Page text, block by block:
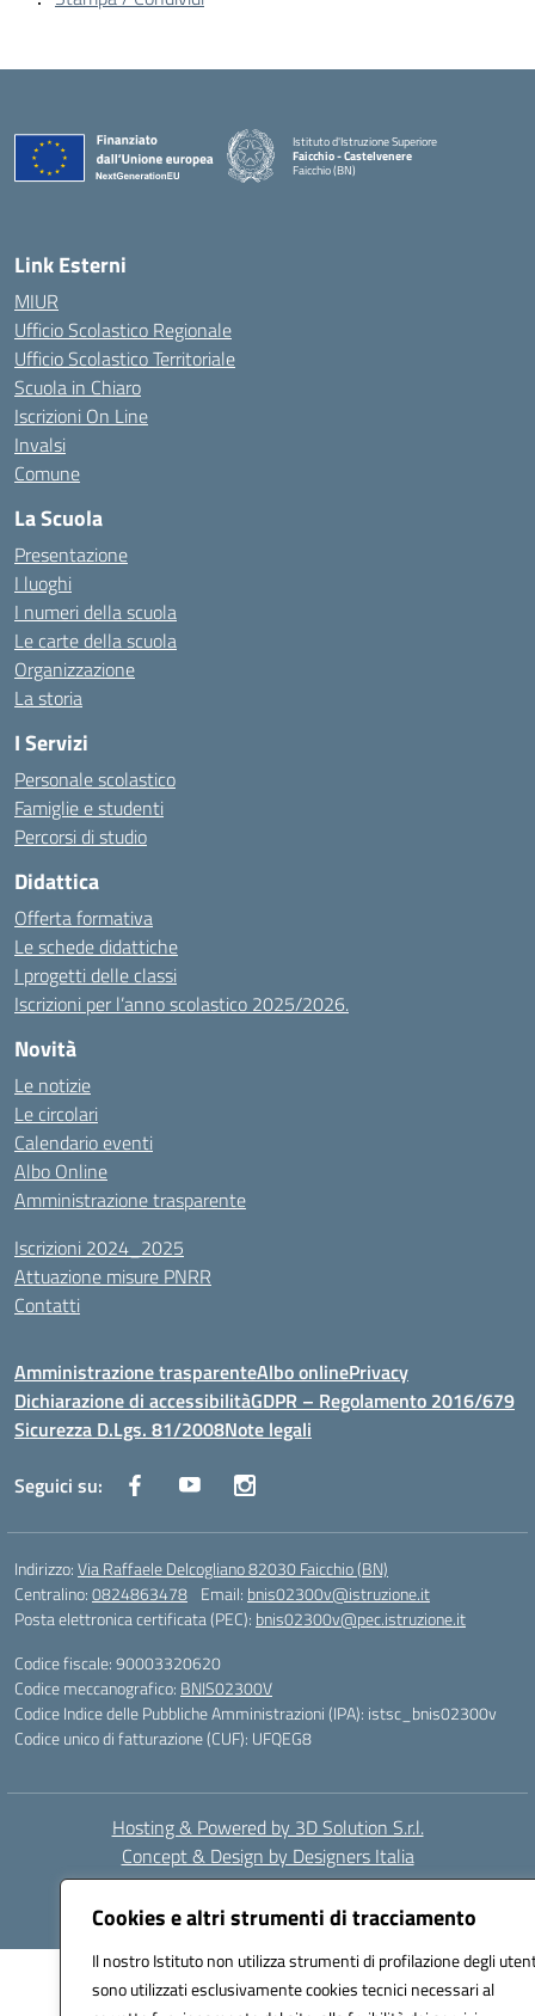
Cookies e altri strumenti di tracciamento
Il nostro Istituto non utilizza strumenti di profilazione degli
sono utilizzati esclusivamente cookies tecnici necessari al
Istituto d'Istruzione Superiore
Faicchio - Castelvenere
Faicchio (BN)
Link Esterni
MIUR
Ufficio Scolastico Regionale
Ufficio Scolastico Territoriale
Scuola in Chiaro
Iscrizioni On Line
Invalsi
Comune
La Scuola
Presentazione
I luoghi
I numeri della scuola
Le carte della scuola
Organizzazione
La storia
I Servizi
Personale scolastico
Famiglie e studenti
Percorsi di studio
Didattica
Offerta formativa
Le schede didattiche
I progetti delle classi
Iscrizioni per l’anno scolastico 2025/2026.
Novità
Le notizie
Le circolari
Calendario eventi
Albo Online
Amministrazione trasparente
Iscrizioni 2024_2025
Attuazione misure PNRR
Contatti
Amministrazione trasparenteAlbo onlinePrivacy
Dichiarazione di accessibilitàGDPR – Regolamento 2016/679
Sicurezza D.Lgs. 81/2008Note legali
Seguici su:
Indirizzo:Via Raffaele Delcogliano 82030 Faicchio (BN)
Centralino:0824863478 Email: bnis02300v@istruzione.it
Posta elettronica certificata (PEC): bnis02300v@pec.istruzione.it
Codice fiscale: 90003320620
Codice meccanografico: BNIS02300V
Codice Indice delle Pubbliche Amministrazioni (IPA): istsc_bnis02300v
Codice unico di fatturazione (CUF): UFQEG8
Hosting & Powered by 3D Solution S.r.l.
Concept & Design by Designers Italia